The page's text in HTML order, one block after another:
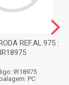
REF.AL.975 :
IR18975
IR18975
PC